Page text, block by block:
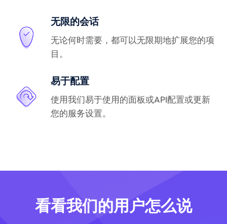
无限的会话
无论何时需要，都可以无限期地扩展您的项
目。
易于配置
使用我们易于使用的面板或API配置或更新
您的服务设置。
看看我们的用户怎么说